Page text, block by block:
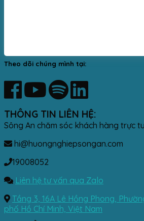
Theo dõi chúng mình tại:
THÔNG TIN LIÊN HỆ:
Sông An chăm sóc khách hàng trực
hi@huongnghiepsongan.com
19008052
Liên hệ tư vấn qua Zalo
Tầng 3, 16A Lê Hồng Phong,
phố Hồ Chí Minh, Việt Nam